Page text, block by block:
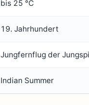
bis 25 °C
19. Jahrhundert
Jungfernflug der
Indian Summer